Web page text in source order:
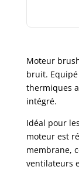
Moteur
bruit.
thermiques
intégré.
Idéal pour
moteur est
membrane,
ventilateurs